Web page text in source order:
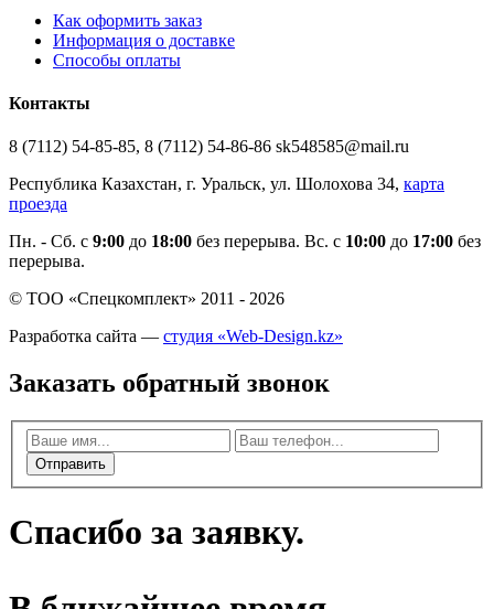
Как оформить заказ
Информация о доставке
Способы оплаты
Контакты
8 (7112) 54-85-85, 8 (7112) 54-86-86 sk548585@mail.ru
Республика Казахстан, г. Уральск, ул. Шолохова 34, карта
проезда
Пн. - Cб. с 9:00 до 18:00 без перерыва. Вс. с 10:00 до 17:00 без
перерыва.
© ТОО «Спецкомплект» 2011 - 2026
Разработка сайта — студия «Web-Design.kz»
Заказать обратный звонок
Отправить
Спасибо за заявку.